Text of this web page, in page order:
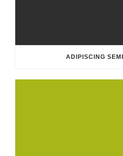
ADIPISCING